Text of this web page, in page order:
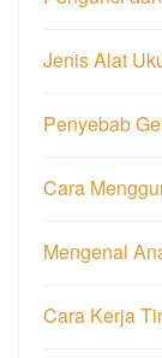
Jenis Alat
Penyebab
Cara
Mengenal
Cara Kerja